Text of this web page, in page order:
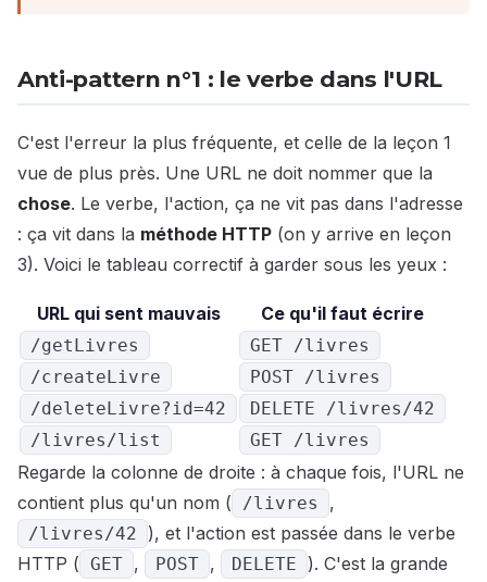
Anti-pattern n°1 : le verbe dans l'URL
C'est l'erreur la plus fréquente, et celle de la leçon 1
vue de plus près. Une URL ne doit nommer que la
chose. Le verbe, l'action, ça ne vit pas dans l'adresse
: ça vit dans la méthode HTTP (on y arrive en leçon
3). Voici le tableau correctif à garder sous les yeux :
URL qui sent mauvais Ce qu'il faut écrire
/getLivres
GET /livres
/createLivre
POST /livres
/deleteLivre?id=42
DELETE /livres/42
/livres/list
GET /livres
Regarde la colonne de droite : à chaque fois, l'URL ne
contient plus qu'un nom (
/livres ,
/livres/42
), et l'action est passée dans le verbe
HTTP ( GET , POST , DELETE
). C'est la grande